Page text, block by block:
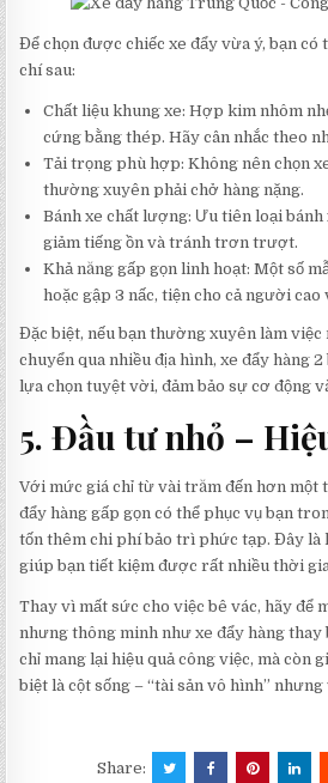
Để chọn được chiếc xe đẩy vừa ý, bạn có
chí sau:
Chất liệu khung xe: Hợp kim nhôm
cứng bằng thép. Hãy cân nhắc theo
Tải trọng phù hợp: Không nên chọn
thường xuyên phải chở hàng nặng.
Bánh xe chất lượng: Ưu tiên loại bánh
giảm tiếng ồn và tránh trơn trượt.
Khả năng gấp gọn linh hoạt: Một số
hoặc gập 3 nấc, tiện cho cả người cao
Đặc biệt, nếu bạn thường xuyên làm
chuyển qua nhiều địa hình, xe đẩy hàng
lựa chọn tuyệt vời, đảm bảo sự cơ động
5. Đầu tư nhỏ –
Với mức giá chỉ từ vài trăm đến hơn một
đẩy hàng gấp gọn có thể phục vụ bạn
tốn thêm chi phí bảo trì phức tạp. Đây là
giúp bạn tiết kiệm được rất nhiều thời
Thay vì mất sức cho việc bê vác, hãy để
nhưng thông minh như xe đẩy hàng thay
chỉ mang lại hiệu quả công việc, mà còn
biệt là cột sống – “tài sản vô hình”
Share: